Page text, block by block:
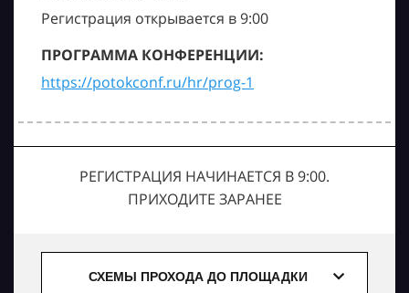
Регистрация открывается в 9:00
ПРОГРАММА КОНФЕРЕНЦИИ:
https://potokconf.ru/hr/prog-1
РЕГИСТРАЦИЯ НАЧИНАЕТСЯ В 9:00.
ПРИХОДИТЕ ЗАРАНЕЕ
СХЕМЫ ПРОХОДА ДО ПЛОЩАДКИ